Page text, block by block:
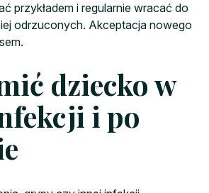
przykładem i regularnie wracać do
odrzuconych. Akceptacja nowego
dziecko w
i po